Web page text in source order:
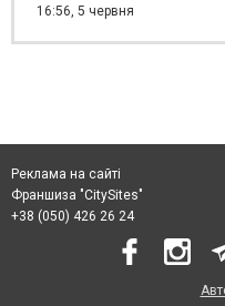
16:56, 5 червня
Реклама на сайті
Франшиза "CitySites"
+38 (050) 426 26 24